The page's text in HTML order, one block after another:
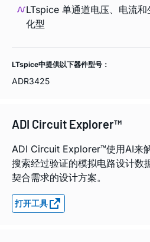
LTspice 单通道电压、电流
化型
LTspice中提供以下器件型号：
ADR3425
ADI Circuit Explorer™
ADI Circuit Explorer™使用AI来
搜索经过验证的模拟电路设计数
契合需求的设计方案。
打开工具